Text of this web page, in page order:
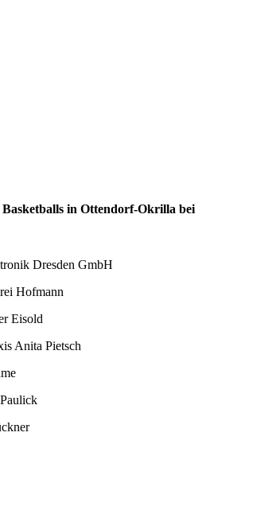
in Ottendorf-Okrilla bei
Dresden GmbH
Hofmann
Eisold
Anita Pietsch